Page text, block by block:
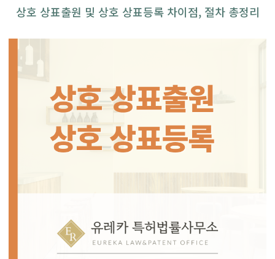
상호 상표출원 및 상호 상표등록 차이점, 절차 총정리